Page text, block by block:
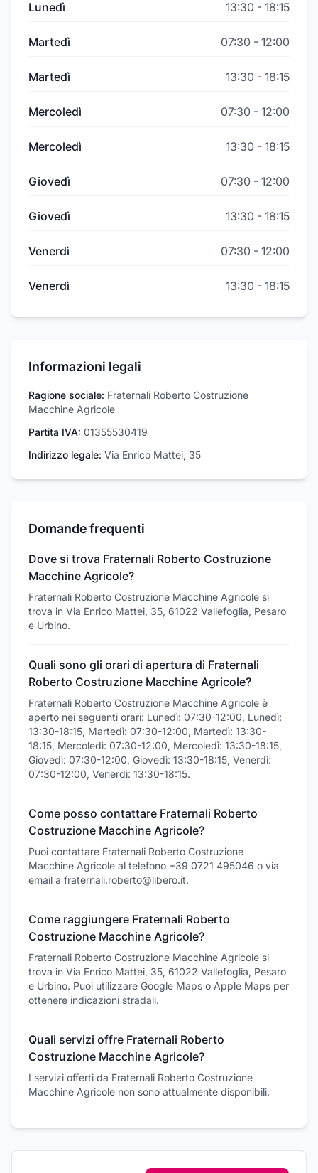
Lunedì 13:30 - 18:15
Martedì 07:30 - 12:00
Martedì 13:30 - 18:15
Mercoledì 07:30 - 12:00
Mercoledì 13:30 - 18:15
Giovedì 07:30 - 12:00
Giovedì 13:30 - 18:15
Venerdì 07:30 - 12:00
Venerdì 13:30 - 18:15
Informazioni legali
Ragione sociale: Fraternali Roberto Costruzione
Macchine Agricole
Partita IVA: 01355530419
Indirizzo legale: Via Enrico Mattei, 35
Domande frequenti
Dove si trova Fraternali Roberto Costruzione
Macchine Agricole?
Fraternali Roberto Costruzione Macchine Agricole si
trova in Via Enrico Mattei, 35, 61022 Vallefoglia, Pesaro
e Urbino.
Quali sono gli orari di apertura di Fraternali
Roberto Costruzione Macchine Agricole?
Fraternali Roberto Costruzione Macchine Agricole è
aperto nei seguenti orari: Lunedì: 07:30-12:00, Lunedì:
13:30-18:15, Martedì: 07:30-12:00, Martedì: 13:30-
18:15, Mercoledì: 07:30-12:00, Mercoledì: 13:30-18:15,
Giovedì: 07:30-12:00, Giovedì: 13:30-18:15, Venerdì:
07:30-12:00, Venerdì: 13:30-18:15.
Come posso contattare Fraternali Roberto
Costruzione Macchine Agricole?
Puoi contattare Fraternali Roberto Costruzione
Macchine Agricole al telefono +39 0721 495046 o via
email a fraternali.roberto@libero.it.
Come raggiungere Fraternali Roberto
Costruzione Macchine Agricole?
Fraternali Roberto Costruzione Macchine Agricole si
trova in Via Enrico Mattei, 35, 61022 Vallefoglia, Pesaro
e Urbino. Puoi utilizzare Google Maps o Apple Maps per
ottenere indicazioni stradali.
Quali servizi offre Fraternali Roberto
Costruzione Macchine Agricole?
I servizi offerti da Fraternali Roberto Costruzione
Macchine Agricole non sono attualmente disponibili.